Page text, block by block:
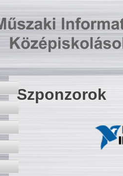
Szponzorok